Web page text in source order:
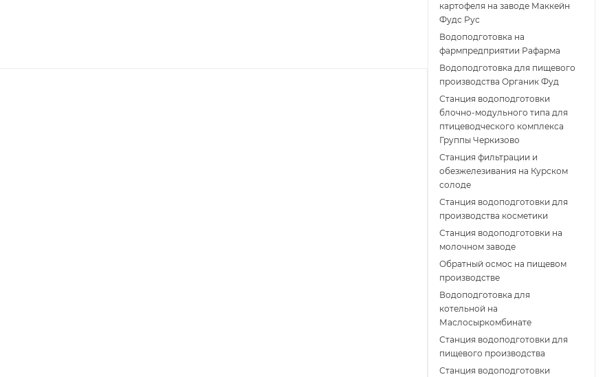
картофеля на заводе Маккейн
Фудс Рус
Водоподготовка на
фармпредприятии Рафарма
Водоподготовка для пищевого
производства Органик Фуд
Станция водоподготовки
блочно-модульного типа для
птицеводческого комплекса
Группы Черкизово
Станция фильтрации и
обезжелезивания на Курском
солоде
Станция водоподготовки для
производства косметики
Станция водоподготовки на
молочном заводе
Обратный осмос на пищевом
производстве
Водоподготовка для
котельной на
Маслосыркомбинате
Станция водоподготовки для
пищевого производства
Станция водоподготовки